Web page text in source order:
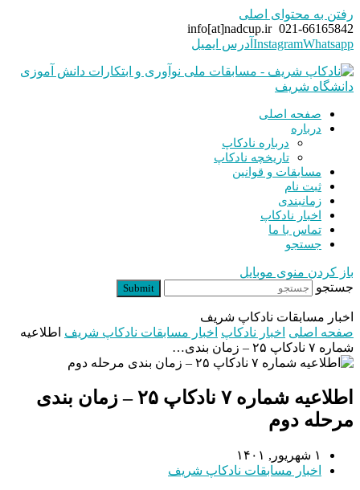
رفتن به محتوای اصلی
021-66165842
info[at]nadcup.ir
InstagramWhatsapp آدرس ایمیل
صفحه اصلی
درباره
درباره نادکاپ
تاریخچه نادکاپ
مسابقات و قوانین
ثبت نام
زمانبندی
اخبار نادکاپ
تماس با ما
جستجو
باز کردن منوی موبایل
جستجو
Submit
اخبار مسابقات نادکاپ شریف
صفحه اصلی اخبار نادکاپ اخبار مسابقات نادکاپ شریف اطلاعیه
شماره ۷ نادکاپ ۲۵ – زمان بندی…
اطلاعیه شماره ۷ نادکاپ ۲۵ – زمان بندی
مرحله دوم
۱ شهریور, ۱۴۰۱
اخبار مسابقات نادکاپ شریف